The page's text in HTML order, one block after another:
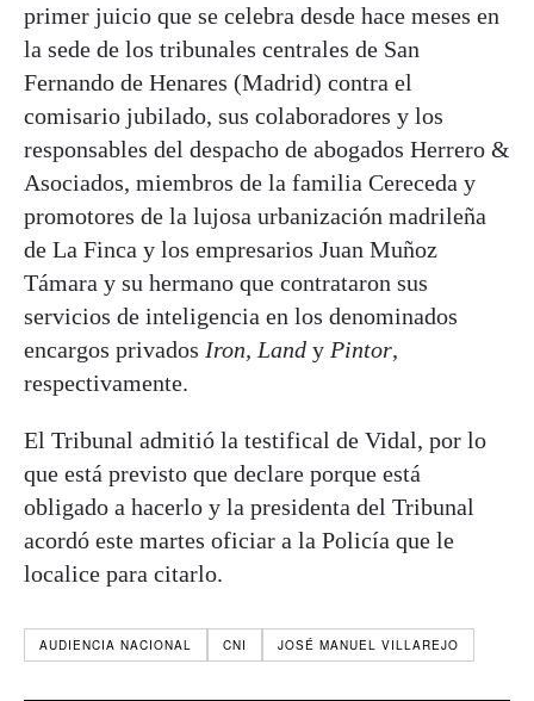
primer juicio que se celebra desde hace meses en
la sede de los tribunales centrales de San
Fernando de Henares (Madrid) contra el
comisario jubilado, sus colaboradores y los
responsables del despacho de abogados Herrero &
Asociados, miembros de la familia Cereceda y
promotores de la lujosa urbanización madrileña
de La Finca y los empresarios Juan Muñoz
Támara y su hermano que contrataron sus
servicios de inteligencia en los denominados
encargos privados Iron, Land y Pintor,
respectivamente.
El Tribunal admitió la testifical de Vidal, por lo
que está previsto que declare porque está
obligado a hacerlo y la presidenta del Tribunal
acordó este martes oficiar a la Policía que le
localice para citarlo.
AUDIENCIA NACIONAL CNI JOSÉ MANUEL VILLAREJO